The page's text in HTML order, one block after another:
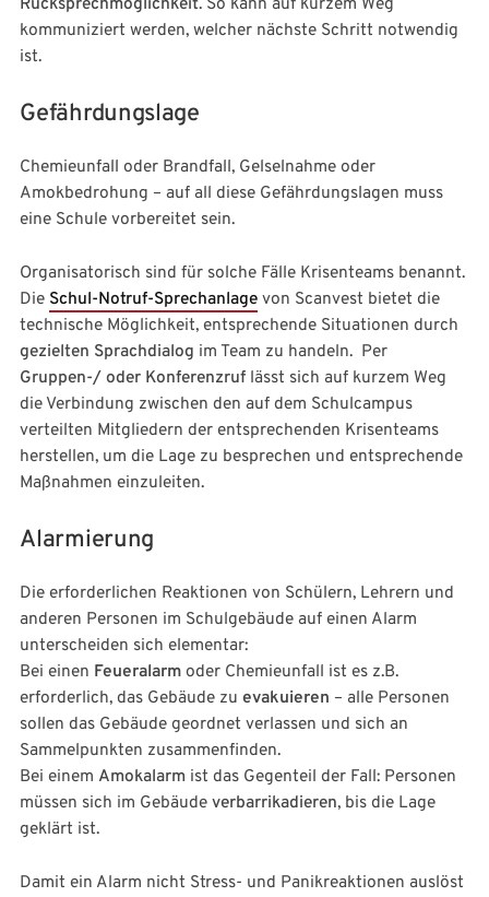
Rücksprechmöglichkeit. So kann auf kurzem Weg
kommuniziert werden, welcher nächste Schritt notwendig
ist.
Gefährdungslage
Chemieunfall oder Brandfall, Gelselnahme oder
Amokbedrohung – auf all diese Gefährdungslagen muss
eine Schule vorbereitet sein.
Organisatorisch sind für solche Fälle Krisenteams benannt.
Die Schul-Notruf-Sprechanlage von Scanvest bietet die
technische Möglichkeit, entsprechende Situationen durch
gezielten Sprachdialog im Team zu handeln. Per
Gruppen-/ oder Konferenzruf lässt sich auf kurzem Weg
die Verbindung zwischen den auf dem Schulcampus
verteilten Mitgliedern der entsprechenden Krisenteams
herstellen, um die Lage zu besprechen und entsprechende
Maßnahmen einzuleiten.
Alarmierung
Die erforderlichen Reaktionen von Schülern, Lehrern und
anderen Personen im Schulgebäude auf einen Alarm
unterscheiden sich elementar:
Bei einen Feueralarmoder Chemieunfall ist es z.B.
erforderlich, das Gebäude zuevakuieren – alle Personen
sollen das Gebäude geordnet verlassen und sich an
Sammelpunkten zusammenfinden.
Bei einemAmokalarm ist das Gegenteil der Fall: Personen
müssen sich im Gebäudeverbarrikadieren, bis die Lage
geklärt ist.
Damit ein Alarm nicht Stress- und Panikreaktionen auslöst